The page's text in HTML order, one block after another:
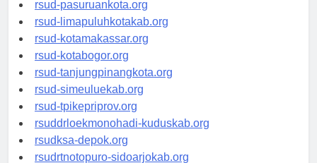
rsud-pasuruankota.org
rsud-limapuluhkotakab.org
rsud-kotamakassar.org
rsud-kotabogor.org
rsud-tanjungpinangkota.org
rsud-simeuluekab.org
rsud-tpikepriprov.org
rsuddrloekmonohadi-kuduskab.org
rsudksa-depok.org